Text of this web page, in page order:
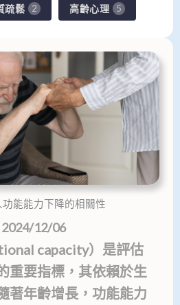
疏鬆 2 高齡心理 5
能能力下降的相關性
2024/12/06
capacity）是評估
重要指標，其依賴於生
著年齡增長，功能能力
面 面